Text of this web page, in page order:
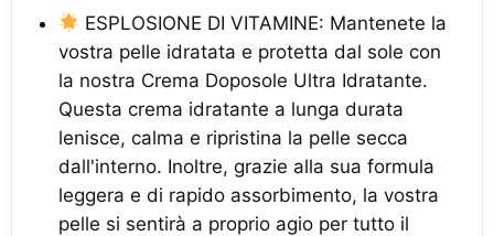
ESPLOSIONE DI VITAMINE: Mantenete la
vostra pelle idratata e protetta dal sole con
la nostra Crema Doposole Ultra Idratante.
Questa crema idratante a lunga durata
lenisce, calma e ripristina la pelle secca
dall'interno. Inoltre, grazie alla sua formula
leggera e di rapido assorbimento, la vostra
pelle si sentirà a proprio agio per tutto il